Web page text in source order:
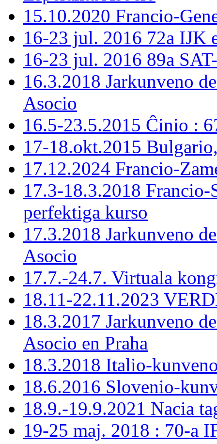
15.10.2020 Francio-
16-23 jul. 2016 72a IJK
16-23 jul. 2016 89a
16.3.2018 Jarkunveno
Asocio
16.5-23.5.2015 Ĉinio :
17-18.okt.2015
17.12.2024 Francio-
17.3-18.3.2018
perfektiga kurso
17.3.2018 Jarkunveno
Asocio
17.7.-24.7. Virtuala
18.11-22.11.2023
18.3.2017 Jarkunveno
Asocio en Praha
18.3.2018 Italio-
18.6.2016 Slovenio-
18.9.-19.9.2021 Nacia
19-25 maj. 2018 : 70-a